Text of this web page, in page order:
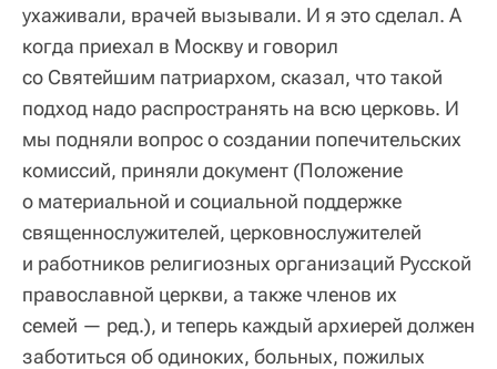
ухаживали, врачей вызывали. И я это сделал. А
когда приехал в Москву и говорил
со Святейшим патриархом, сказал, что такой
подход надо распространять на всю церковь. И
мы подняли вопрос о создании попечительских
комиссий, приняли документ (Положение
о материальной и социальной поддержке
священнослужителей, церковнослужителей
и работников религиозных организаций Русской
православной церкви, а также членов их
семей — ред.), и теперь каждый архиерей должен
заботиться об одиноких, больных, пожилых